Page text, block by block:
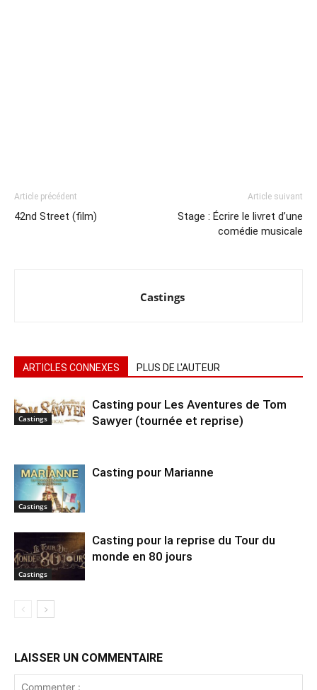
Article précédent
42nd Street (film)
Article suivant
Stage : Écrire le livret d’une
comédie musicale
Castings
ARTICLES CONNEXES PLUS DE L'AUTEUR
Castings
Casting pour Les Aventures de Tom
Sawyer (tournée et reprise)
Castings
Casting pour Marianne
Castings
Casting pour la reprise du Tour du
monde en 80 jours
LAISSER UN COMMENTAIRE